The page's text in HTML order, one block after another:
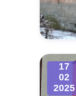
17
02
2025